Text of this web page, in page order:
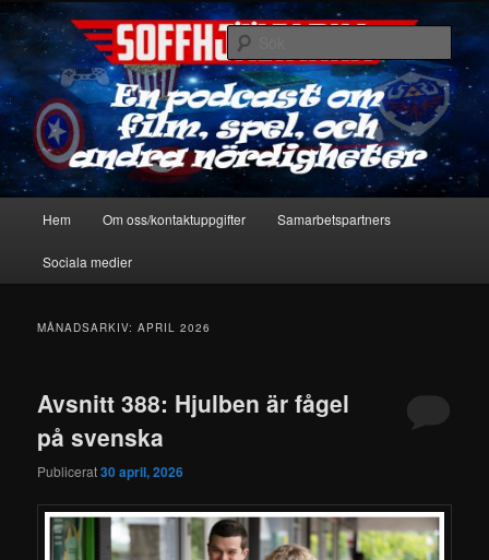
Hoppa
primärt
innehåll
Hoppa
sekundärt
innehållSoffhjältarna
En podcast om film, spel & andra nördigheter
Sök
Hem Om oss/kontaktuppgifter Samarbetspartners
Sociala medier
MÅNADSARKIV:APRIL 2026
Avsnitt 388: Hjulben är fågel
på svenska
Publicerat30 april, 2026